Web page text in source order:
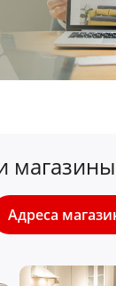
Адреса